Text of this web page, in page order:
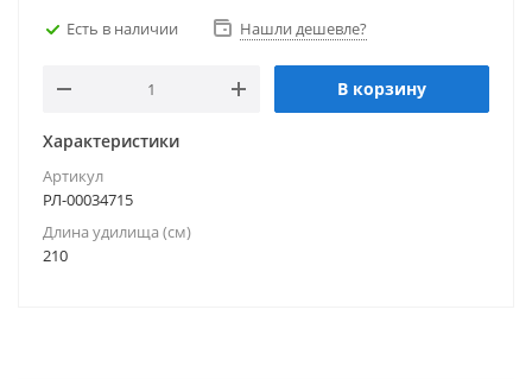
Есть в наличии Нашли дешевле?
В корзину
Характеристики
Артикул
РЛ-00034715
Длина удилища (см)
210